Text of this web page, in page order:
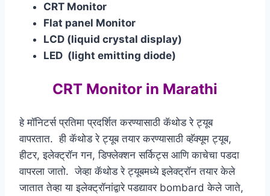
CRT Monitor
Flat panel Monitor
LCD (liquid crystal display)
LED (light emitting diode)
CRT Monitor in Marathi
हे मॉनिटर्स प्रतिमा प्रदर्शित करण्यासाठी कॅथोड रे ट्यूब
वापरतात. ही कॅथोड रे ट्यूब तयार करण्यासाठी व्हॅक्यूम ट्यूब,
हीटर, इलेक्ट्रॉन गन, डिफ्लेक्शन सर्किट्स आणि काचेचा पडदा
वापरला जातो. जेव्हा कॅथोड रे ट्यूबमध्ये इलेक्ट्रॉन तयार केले
जातात तेव्हा या इलेक्ट्रॉनांद्वारे पडद्यावर bombard केले जाते,